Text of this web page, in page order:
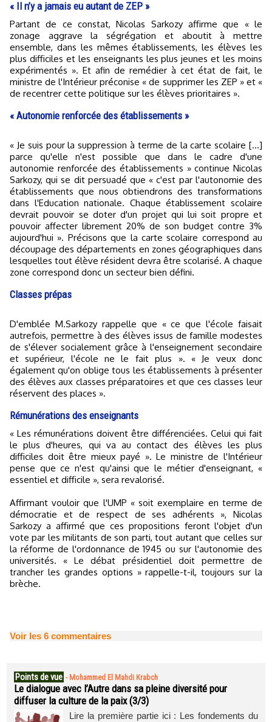
« Il n’y a jamais eu autant de ZEP »
Partant de ce constat, Nicolas Sarkozy affirme que « le
zonage aggrave la ségrégation et aboutit à mettre
ensemble, dans les mêmes établissements, les élèves les
plus difficiles et les enseignants les plus jeunes et les moins
expérimentés ». Et afin de remédier à cet état de fait, le
ministre de l'Intérieur préconise « de supprimer les ZEP » et «
de recentrer cette politique sur les élèves prioritaires ».
« Autonomie renforcée des établissements »
« Je suis pour la suppression à terme de la carte scolaire […]
parce qu'elle n'est possible que dans le cadre d'une
autonomie renforcée des établissements » continue Nicolas
Sarkozy, qui se dit persuadé que « c'est par l'autonomie des
établissements que nous obtiendrons des transformations
dans l'Education nationale. Chaque établissement scolaire
devrait pouvoir se doter d'un projet qui lui soit propre et
pouvoir affecter librement 20% de son budget contre 3%
aujourd'hui ». Précisons que la carte scolaire correspond au
découpage des départements en zones géographiques dans
lesquelles tout élève résident devra être scolarisé. A chaque
zone correspond donc un secteur bien défini.
Classes prépas
D'emblée M.Sarkozy rappelle que « ce que l'école faisait
autrefois, permettre à des élèves issus de famille modestes
de s'élever socialement grâce à l'enseignement secondaire
et supérieur, l'école ne le fait plus ». « Je veux donc
également qu'on oblige tous les établissements à présenter
des élèves aux classes préparatoires et que ces classes leur
réservent des places ».
Rémunérations des enseignants
« Les rémunérations doivent être différenciées. Celui qui fait
le plus d'heures, qui va au contact des élèves les plus
difficiles doit être mieux payé ». Le ministre de l'Intérieur
pense que ce n'est qu'ainsi que le métier d'enseignant, «
essentiel et difficile », sera revalorisé.
Affirmant vouloir que l'UMP « soit exemplaire en terme de
démocratie et de respect de ses adhérents », Nicolas
Sarkozy a affirmé que ces propositions feront l'objet d'un
vote par les militants de son parti, tout autant que celles sur
la réforme de l'ordonnance de 1945 ou sur l'autonomie des
universités. « Le débat présidentiel doit permettre de
trancher les grandes options » rappelle-t-il, toujours sur la
brèche.
Voir les 6 commentaires
Points de vue - Mohammed El Mahdi Krabch
Le dialogue avec l’Autre dans sa pleine diversité pour
diffuser la culture de la paix (3/3)
Lire la première partie ici : Les fondements du